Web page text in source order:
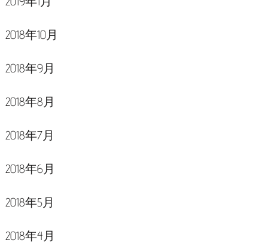
2018年10月
2018年9月
2018年8月
2018年7月
2018年6月
2018年5月
2018年4月